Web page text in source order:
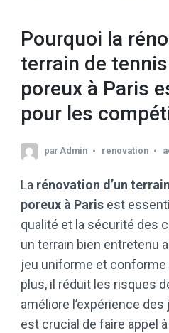
Pourquoi la
terrain de
poreux à Paris
pour les
par Admin renovation
La rénovation d’un
poreux à Paris est
qualité et la sécurité des
un terrain bien entretenu
jeu uniforme et conforme
plus, il réduit les risques
améliore l’expérience des
est crucial de faire appel